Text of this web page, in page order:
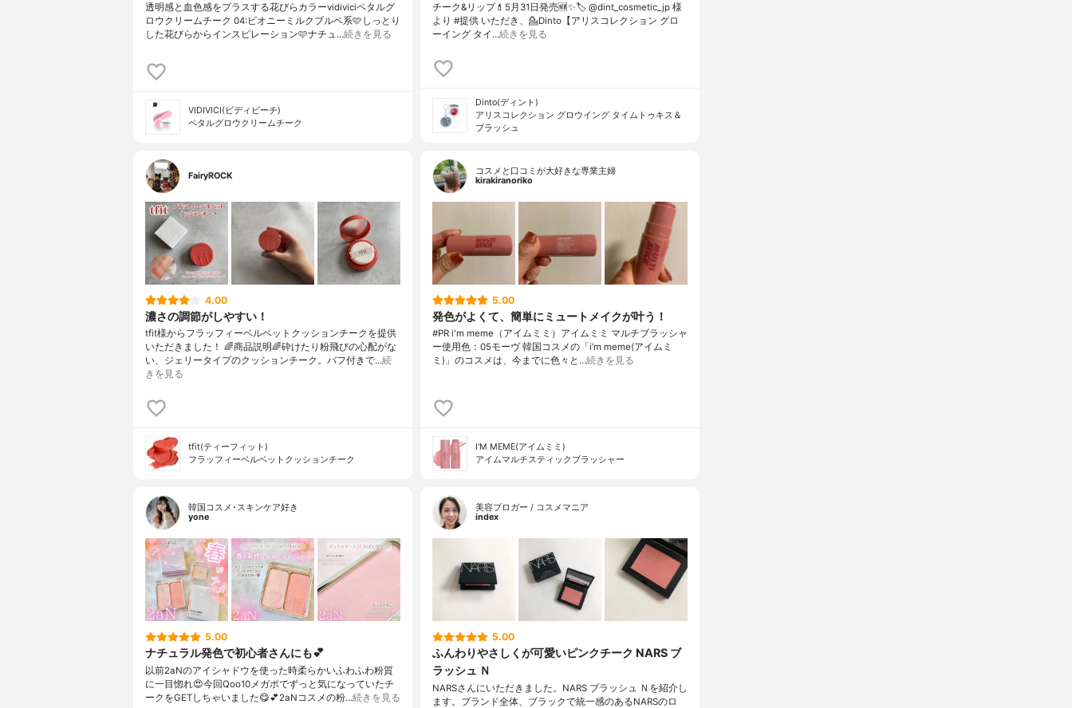
透明感と血色感をプラスする花びらカラーvidiviciペタルグ
ロウクリームチーク 04:ピオニーミルクブルベ系🩷しっとり
した花びらからインスピレーション🩷ナチュ…続きを見る
VIDIVICI(ビディビーチ)
ペタルグロウクリームチーク
チーク&リップ💄⁡5月31日発売🆕✨⁡🏷️ @dint_cosmetic_jp 様
より #提供 いただき、⁡💁Dinto【アリスコレクション グロ
ーイング タイ…続きを見る
Dinto(ディント)
アリスコレクション グロウイング タイムトゥキス＆
ブラッシュ
FairyROCK
4.00
濃さの調節がしやすい！
tfit様からフラッフィーベルベットクッションチークを提供
いただきました！ 🌈商品説明🌈砕けたり粉飛びの心配がな
い、ジェリータイプのクッションチーク。バフ付きで…続
きを見る
tfit(ティーフィット)
フラッフィーベルベットクッションチーク
コスメと口コミが大好きな専業主婦
kirakiranoriko
5.00
発色がよくて、簡単にミュートメイクが叶う！
#PR i'm meme（アイムミミ）アイムミミ マルチブラッシャ
ー使用色：05モーヴ 韓国コスメの「i’m meme(アイムミ
ミ)」のコスメは、今までに色々と…続きを見る
I'M MEME(アイムミミ)
アイムマルチスティックブラッシャー
韓国コスメ･スキンケア好き
yone
5.00
ナチュラル発色で初心者さんにも💕
以前2aNのアイシャドウを使った時柔らかいふわふわ粉質
に一目惚れ😍⁡今回Qoo10メガポでずっと気になっていたチ
ークをGETしちゃいました😋💕⁡2aNコスメの粉…続きを見る
美容ブロガー / コスメマニア
index
5.00
ふんわりやさしくが可愛いピンクチーク NARS ブ
ラッシュ Ｎ
NARSさんにいただきました。NARS ブラッシュ Ｎを紹介し
ます。ブランド全体、ブラックで統一感のあるNARSのロ